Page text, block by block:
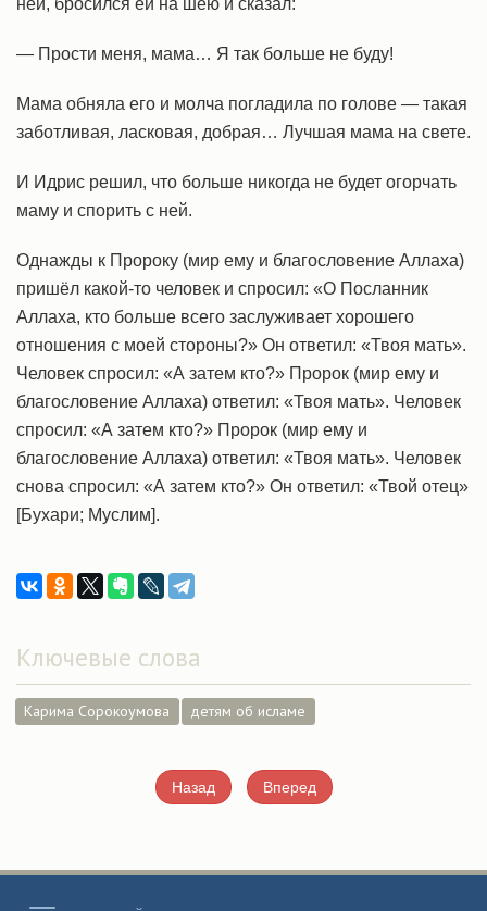
— Прости меня, мама… Я так больше не буду!
Мама обняла его и молча погладила по голове — такая
заботливая, ласковая, добрая… Лучшая мама на свете.
И Идрис решил, что больше никогда не будет огорчать
маму и спорить с ней.
Однажды к Пророку (мир ему и благословение Аллаха)
пришёл какой-то человек и спросил: «О Посланник
Аллаха, кто больше всего заслуживает хорошего
отношения с моей стороны?» Он ответил: «Твоя мать».
Человек спросил: «А затем кто?» Пророк (мир ему и
благословение Аллаха) ответил: «Твоя мать». Человек
спросил: «А затем кто?» Пророк (мир ему и
благословение Аллаха) ответил: «Твоя мать». Человек
снова спросил: «А затем кто?» Он ответил: «Твой отец»
[Бухари; Муслим].
Ключевые слова
Карима Сорокоумова детям об исламе
Назад Вперед